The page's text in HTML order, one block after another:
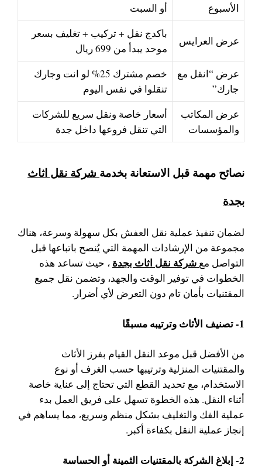
الأسبوع
أو السبت
عرض العرايس
باكدج نقل + تركيب + تغليف بسعر
موحد يبدأ من 699 ريال
عرض “انقل مع
جارك”
خصم مشترك 25% لو انت وجارك
تنقلوا في نفس اليوم
عرض المكاتب
والمؤسسات
أسعار خاصة ونقل سريع للشركات
التي تنقل فروعها داخل جدة
نصائح مهمة قبل الاستعانة بخدمة شركة نقل اثاث
بجدة
لضمان تنفيذ عملية نقل العفش بكل سهولة وسرعة، هناك
مجموعة من الإرشادات المهمة التي يُنصح باتباعها قبل
التواصل مع شركة نقل اثاث بجدة ، حيث تساعد هذه
الخطوات في توفير الوقت والجهد، وتضمن نقل جميع
المقتنيات بأمان تام دون التعرض لأي أضرار.
1- تصنيف الأثاث وترتيبه مسبقًا
من الأفضل قبل موعد النقل القيام بفرز الأثاث
والمقتنيات المنزلية وترتيبها حسب الغرف أو نوع
الاستخدام، مع تحديد القطع التي تحتاج إلى عناية خاصة
أثناء النقل. هذه الخطوة تسهل على فريق العمل بدء
عملية الفك والتغليف بشكل منظم وسريع، مما يساهم في
إنجاز عملية النقل بكفاءة أكبر.
2- إبلاغ الشركة بالمقتنيات الثمينة أو الحساسة